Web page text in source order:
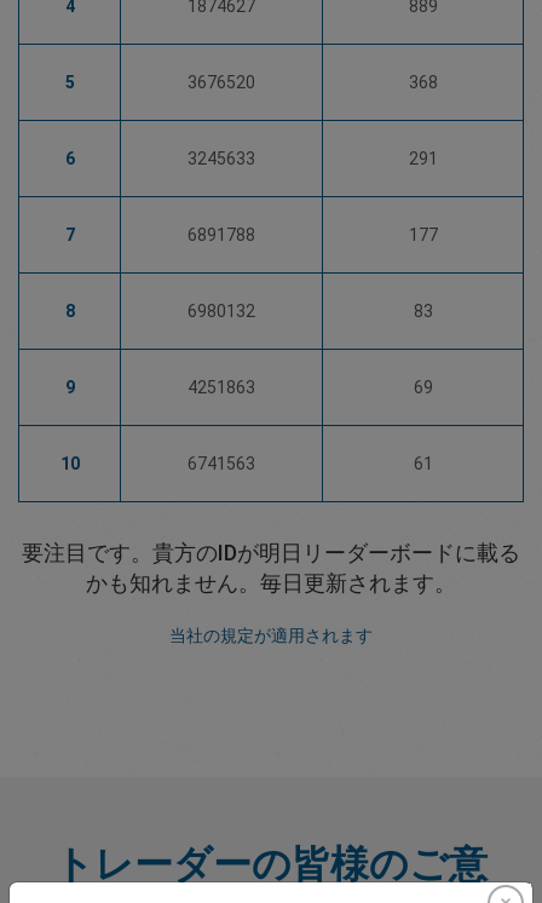
4 1874627 889
5 3676520 368
6 3245633 291
7 6891788 177
8 6980132 83
9 4251863 69
10 6741563 61
要注目です。貴方のIDが明日リーダーボードに載る
かも知れません。毎日更新されます。
当社の規定が適用されます
トレーダーの皆様のご意